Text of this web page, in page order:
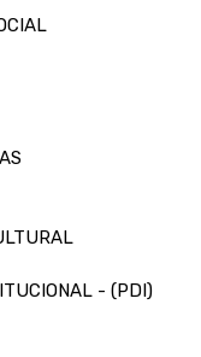
- (PDI)